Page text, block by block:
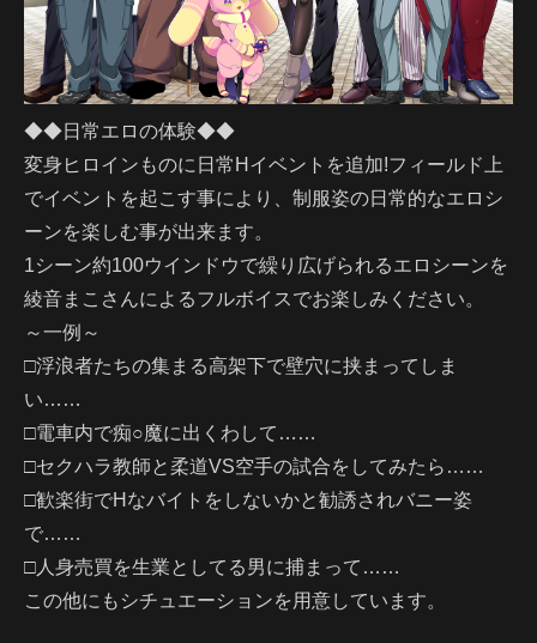
◆◆日常エロの体験◆◆
変身ヒロインものに日常Hイベントを追加!フィールド上
でイベントを起こす事により、制服姿の日常的なエロシ
ーンを楽しむ事が出来ます。
1シーン約100ウインドウで繰り広げられるエロシーンを
綾音まこさんによるフルボイスでお楽しみください。
～一例～
□浮浪者たちの集まる高架下で壁穴に挟まってしま
い……
□電車内で痴○魔に出くわして……
□セクハラ教師と柔道VS空手の試合をしてみたら……
□歓楽街でHなバイトをしないかと勧誘されバニー姿
で……
□人身売買を生業としてる男に捕まって……
この他にもシチュエーションを用意しています。